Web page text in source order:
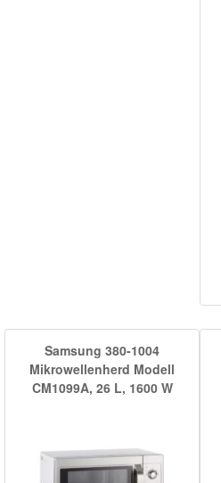
Samsung 380-1004
Mikrowellenherd Modell
CM1099A, 26 L, 1600 W